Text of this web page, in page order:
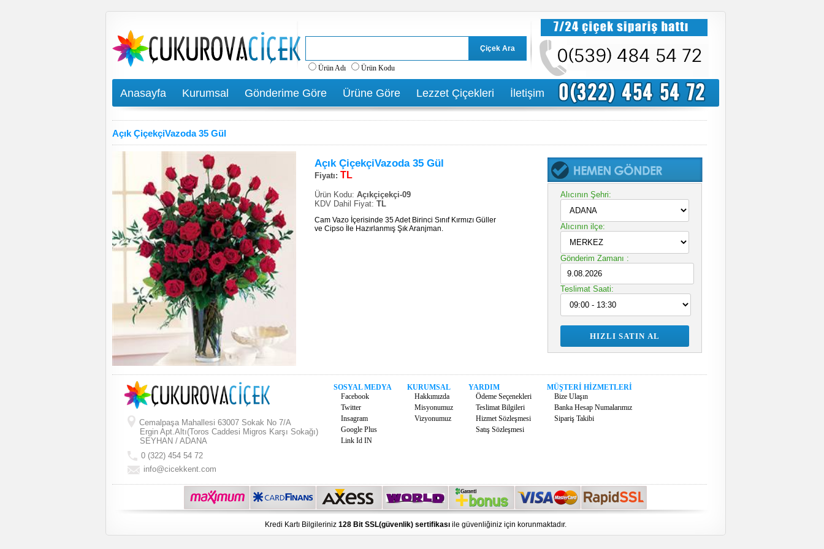
Ürün Adı Ürün Kodu
Anasayfa Kurumsal Gönderime Göre Ürüne Göre Lezzet Çiçekleri İletişim
Açık ÇiçekçiVazoda 35 Gül
Açık ÇiçekçiVazoda 35 Gül
Fiyatı: TL
Ürün Kodu: Açıkçiçekçi-09
KDV Dahil Fiyat: TL
Cam Vazo İçerisinde 35 Adet Birinci Sınıf Kırmızı Güller
ve Cipso İle Hazırlanmış Şık Aranjman.
Alıcının Şehri:
Alıcının ilçe:
Gönderim Zamanı :
Teslimat Saati:
Cemalpaşa Mahallesi 63007 Sokak No 7/A
Ergin Apt.Altı(Toros Caddesi Migros Karşı Sokağı)
SEYHAN / ADANA
0 (322) 454 54 72
info@cicekkent.com
SOSYAL MEDYA
Facebook
Twitter
Insagram
Google Plus
Link Id IN
KURUMSAL
Hakkımızda
Misyonumuz
Vizyonumuz
YARDIM
Ödeme Seçenekleri
Teslimat Bilgileri
Hizmet Sözleşmesi
Satış Sözleşmesi
MÜŞTERİ HİZMETLERİ
Bize Ulaşın
Banka Hesap Numalarımız
Sipariş Takibi
Kredi Kartı Bilgileriniz 128 Bit SSL(güvenlik) sertifikası ile güvenliğiniz için korunmaktadır.